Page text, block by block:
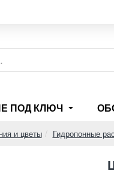
ПОД КЛЮЧ
и цветы Гидропонные